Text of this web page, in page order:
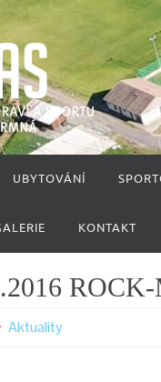
UBYTOVÁNÍ
KONTAKT
Aktuality